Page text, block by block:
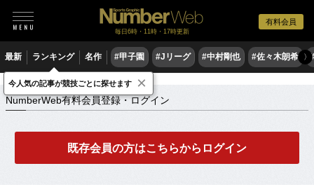
有料会員
毎日6時・11時・17時更新
最新 ランキング 名作 #甲子園 #Jリーグ #中村剛也 #佐々木朗希 〉
NumberWeb有料会員登録・ログイン
NumberWeb有料会員登録・ログイン
既存会員の方はこちらからログイン
今人気の記事が競技ごとに探せます ×